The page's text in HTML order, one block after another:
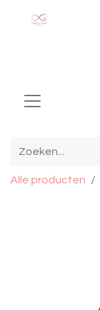
Alle producten